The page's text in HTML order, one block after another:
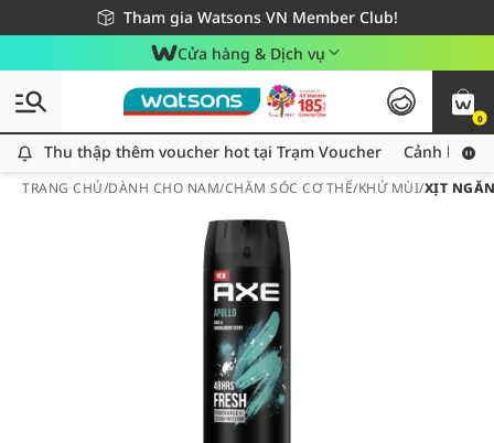
Tham gia Watsons VN Member Club!
Miễn phí giao hàng cho đơn hàng từ 249,000Đ
Giao hàng nhanh 24h - Áp dụng khu vực TP. Hồ Chí Minh
Cửa hàng & Dịch vụ
0
Thu thập thêm voucher hot tại Trạm Voucher
Thu thập thêm voucher hot tại Trạm Voucher Cảnh báo
TRANG CHỦ/DÀNH CHO NAM/CHĂM SÓC CƠ THỂ/KHỬ MÙI/XỊT